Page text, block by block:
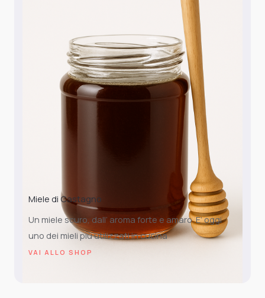
Miele di Castagno
Un miele scuro, dall’ aroma forte e amaro. E’ oggi
uno dei mieli più utilizzati in cucina
VAI ALLO SHOP